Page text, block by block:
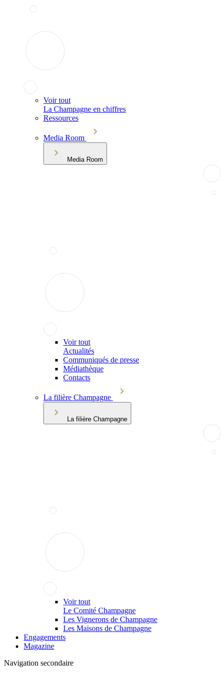
Voir tout
La Champagne en chiffres
Ressources
Media Room
Media Room
Voir tout
Actualités
Communiqués de presse
Médiathèque
Contacts
La filière Champagne
La filière Champagne
Voir tout
Le Comité Champagne
Les Vignerons de Champagne
Les Maisons de Champagne
Engagements
Magazine
Navigation secondaire